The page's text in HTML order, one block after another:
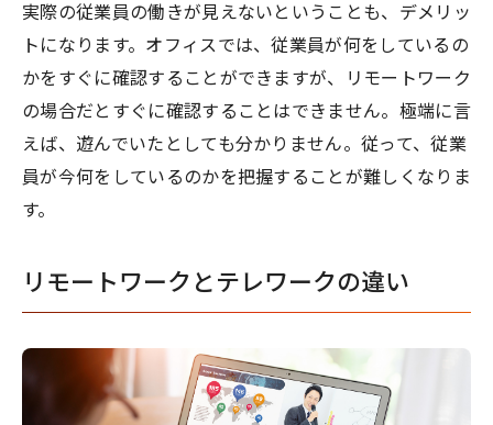
実際の従業員の働きが見えないということも、デメリッ
トになります。オフィスでは、従業員が何をしているの
かをすぐに確認することができますが、リモートワーク
の場合だとすぐに確認することはできません。極端に言
えば、遊んでいたとしても分かりません。従って、従業
員が今何をしているのかを把握することが難しくなりま
す。
リモートワークとテレワークの違い